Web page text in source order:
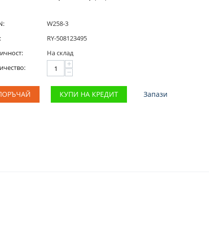
W258-3
RY-508123495
На склад
+
−
КУПИ НА КРЕДИТ Запази